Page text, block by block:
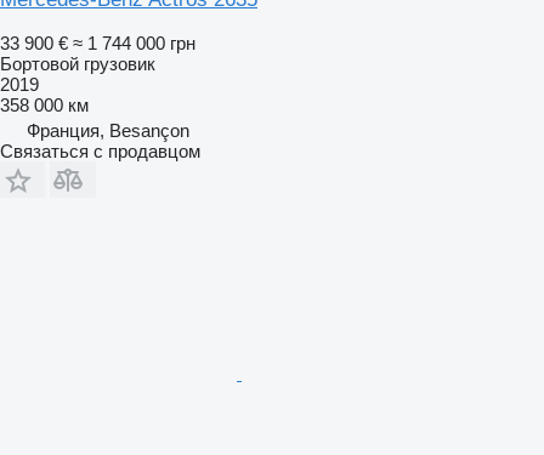
33 900 € ≈ 1 744 000 грн
Бортовой грузовик
2019
358 000 км
Франция, Besançon
Связаться с продавцом